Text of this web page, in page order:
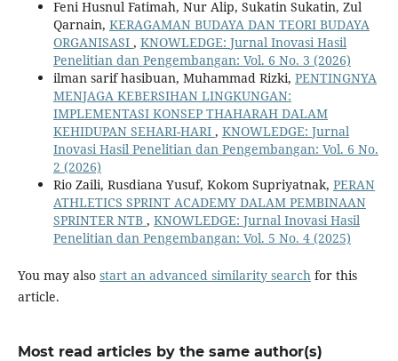
Feni Husnul Fatimah, Nur Alip, Sukatin Sukatin, Zul
Qarnain, KERAGAMAN BUDAYA DAN TEORI BUDAYA
ORGANISASI , KNOWLEDGE: Jurnal Inovasi Hasil
Penelitian dan Pengembangan: Vol. 6 No. 3 (2026)
ilman sarif hasibuan, Muhammad Rizki, PENTINGNYA
MENJAGA KEBERSIHAN LINGKUNGAN:
IMPLEMENTASI KONSEP THAHARAH DALAM
KEHIDUPAN SEHARI-HARI , KNOWLEDGE: Jurnal
Inovasi Hasil Penelitian dan Pengembangan: Vol. 6 No.
2 (2026)
Rio Zaili, Rusdiana Yusuf, Kokom Supriyatnak, PERAN
ATHLETICS SPRINT ACADEMY DALAM PEMBINAAN
SPRINTER NTB , KNOWLEDGE: Jurnal Inovasi Hasil
Penelitian dan Pengembangan: Vol. 5 No. 4 (2025)
You may also start an advanced similarity searchfor this
article.
Most read articles by the same author(s)